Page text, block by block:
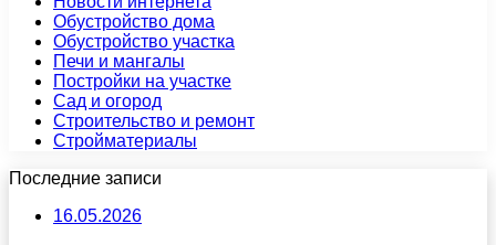
Обустройство дома
Обустройство участка
Печи и мангалы
Постройки на участке
Сад и огород
Строительство и ремонт
Стройматериалы
Последние записи
16.05.2026